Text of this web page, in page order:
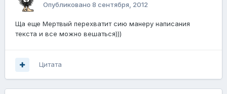
Опубликовано 8 сентября, 2012
Ща еще Мертвый перехватит сию манеру написания
текста и все можно вешаться)))
Цитата